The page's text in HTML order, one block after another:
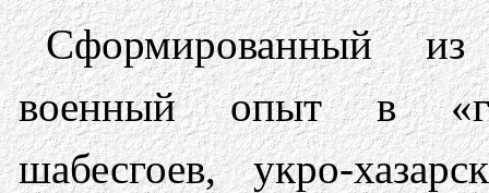
Сформированный
военный опыт в
шабесгоев, укро-